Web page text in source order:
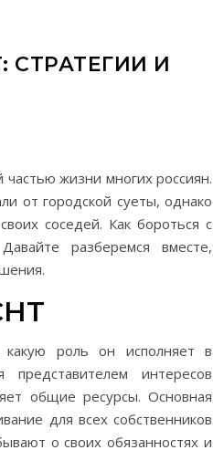
СТРАТЕГИИ И
жизни многих россиян.
от городской суеты, однако
соседей. Как бороться с
разберемся вместе,
роль он исполняет в
интересов
общие ресурсы. Основная
для всех собственников
о своих обязанностях и